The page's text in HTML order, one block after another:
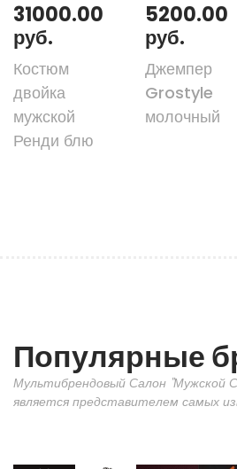
31000.00
руб.
Костюм
двойка
мужской
Ренди блю
5200.00
руб.
Джемпер
Grostyle
молочный
Популярные
Мультибрендовый Салон "Мужской
является представителем самых